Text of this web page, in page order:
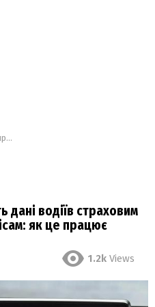
водіїв страховим
як це працює
1.2k Views